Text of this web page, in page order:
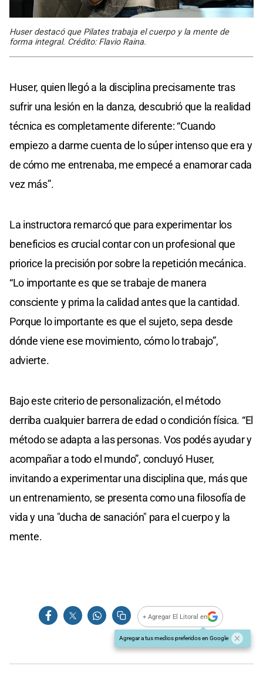
Huser destacó que Pilates trabaja el cuerpo y la mente de
forma integral. Crédito: Flavio Raina.
Huser, quien llegó a la disciplina precisamente tras
sufrir una lesión en la danza, descubrió que la realidad
técnica es completamente diferente: “Cuando
empiezo a darme cuenta de lo súper intenso que era y
de cómo me entrenaba, me empecé a enamorar cada
vez más”.
La instructora remarcó que para experimentar los
beneficios es crucial contar con un profesional que
priorice la precisión por sobre la repetición mecánica.
“Lo importante es que se trabaje de manera
consciente y prima la calidad antes que la cantidad.
Porque lo importante es que el sujeto, sepa desde
dónde viene ese movimiento, cómo lo trabajo”,
advierte.
Bajo este criterio de personalización, el método
derriba cualquier barrera de edad o condición física. “El
método se adapta a las personas. Vos podés ayudar y
acompañar a todo el mundo”, concluyó Huser,
invitando a experimentar una disciplina que, más que
un entrenamiento, se presenta como una filosofía de
vida y una "ducha de sanación" para el cuerpo y la
mente.
+ Agregar El Litoral en
Agregar a tus medios preferidos en Google